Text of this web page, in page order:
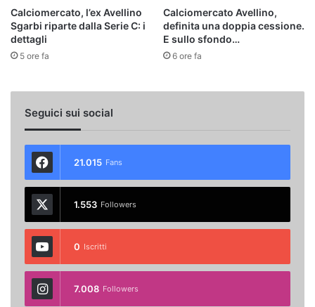
Calciomercato, l’ex Avellino
Sgarbi riparte dalla Serie C: i
dettagli
5 ore fa
Calciomercato Avellino,
definita una doppia cessione.
E sullo sfondo…
6 ore fa
Seguici sui social
21.015 Fans
1.553 Followers
0 Iscritti
7.008 Followers